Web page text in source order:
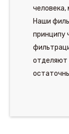
Наши
принципу
отделяют